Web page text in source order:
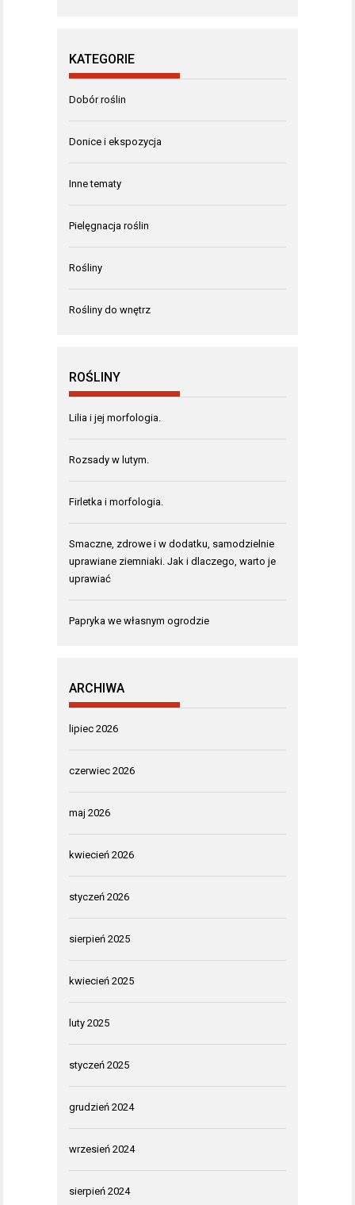
KATEGORIE
Dobór roślin
Donice i ekspozycja
Inne tematy
Pielęgnacja roślin
Rośliny
Rośliny do wnętrz
ROŚLINY
Lilia i jej morfologia.
Rozsady w lutym.
Firletka i morfologia.
Smaczne, zdrowe i w dodatku, samodzielnie
uprawiane ziemniaki. Jak i dlaczego, warto je
uprawiać
Papryka we własnym ogrodzie
ARCHIWA
lipiec 2026
czerwiec 2026
maj 2026
kwiecień 2026
styczeń 2026
sierpień 2025
kwiecień 2025
luty 2025
styczeń 2025
grudzień 2024
wrzesień 2024
sierpień 2024